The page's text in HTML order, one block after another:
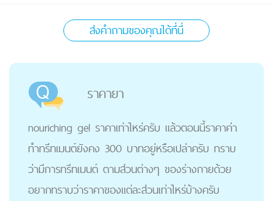
ส่งคำถามของคุณได้ที่นี่
ราคายา
nouriching gel ราคาเท่าไหร่ครับ แล้วตอนนี้ราคาค่า
ทำทรีทเมนต์ยังคง 300 บาทอยู่หรือเปล่าครับ ทราบ
ว่ามีการทรีทเมนต์ ตามส่วนต่างๆ ของร่างกายด้วย
อยากทราบว่าราคาของแต่ละส่วนเท่าไหร่บ้างครับ